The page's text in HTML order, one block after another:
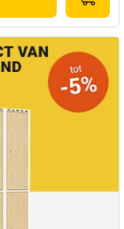
product in ons